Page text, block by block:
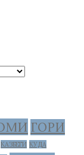
ГОРИ
КАЗБЕГИ КУДА